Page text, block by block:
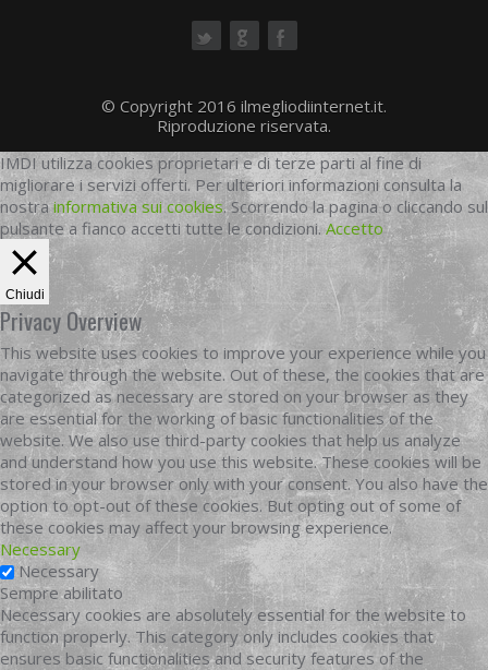
© Copyright 2016 ilmegliodiinternet.it.
Riproduzione riservata.
IMDI utilizza cookies proprietari e di terze parti al fine di
migliorare i servizi offerti. Per ulteriori informazioni consulta la
nostrainformativa sui cookies. Scorrendo la pagina o cliccando sul
pulsante a fianco accetti tutte le condizioni.Accetto
Chiudi
Privacy Overview
This website uses cookies to improve your experience while you
navigate through the website. Out of these, the cookies that are
categorized as necessary are stored on your browser as they
are essential for the working of basic functionalities of the
website. We also use third-party cookies that help us analyze
and understand how you use this website. These cookies will be
stored in your browser only with your consent. You also have the
option to opt-out of these cookies. But opting out of some of
these cookies may affect your browsing experience.
Necessary
Necessary
Sempre abilitato
Necessary cookies are absolutely essential for the website to
function properly. This category only includes cookies that
ensures basic functionalities and security features of the